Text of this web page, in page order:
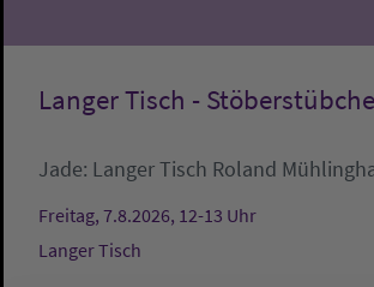
Langer Tisch -
Jade: Langer Tisch Roland
Freitag, 7.8.2026, 12-13 Uhr
Langer Tisch